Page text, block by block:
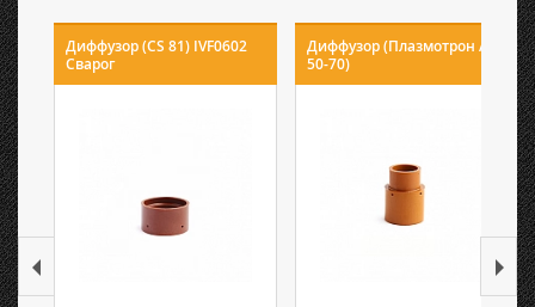
Диффузор (CS 81) IVF0602
Сварог
Диффузор (Плазмотрон A
50-70)